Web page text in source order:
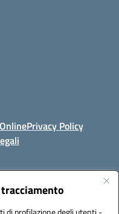
Privacy Policy
Foggia